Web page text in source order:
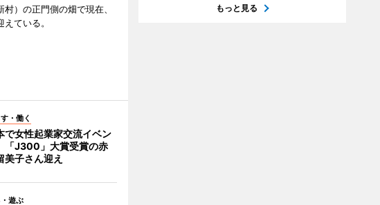
）の正門側の畑で現在、
ている。
・働く
で女性起業家交流イベン
「J300」大賞受賞の赤
美子さん迎え
遊ぶ
もっと見る